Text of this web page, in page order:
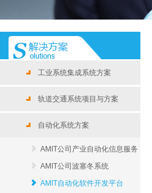
工业系统集成系统方案
轨道交通系统项目与方案
自动化系统方案
AMIT公司产业自动化信息服务
AMIT公司波塞冬系统
AMIT自动化软件开发平台